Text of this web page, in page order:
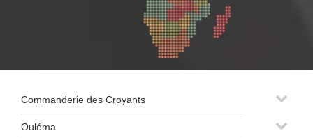
Commanderie des Croyants
Ouléma